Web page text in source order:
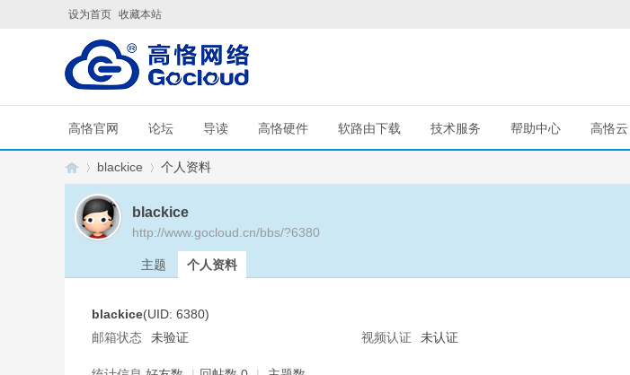
设为首页 收藏本站
高恪官网 论坛 导读 高恪硬件 软路由下载 技术服务 帮助中心 高恪云
blackice 个人资料
blackice
http://www.gocloud.cn/bbs/?6380
主题 个人资料
blackice(UID: 6380)
邮箱状态
未验证 视频认证 未认证